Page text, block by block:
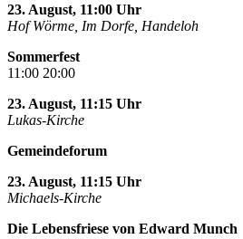
23. August, 11:00 Uhr
Hof Wörme, Im Dorfe, Handeloh
Sommerfest
11:00 20:00
23. August, 11:15 Uhr
Lukas-Kirche
Gemeindeforum
23. August, 11:15 Uhr
Michaels-Kirche
Die Lebensfriese von Edward Munch